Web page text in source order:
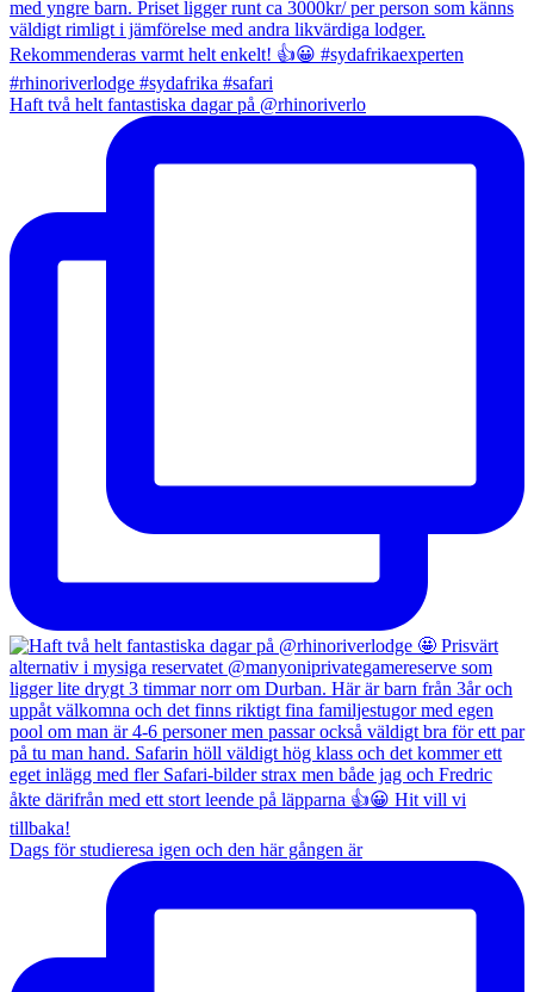
Haft två helt fantastiska dagar på @rhinoriverlo
Dags för studieresa igen och den här gången är